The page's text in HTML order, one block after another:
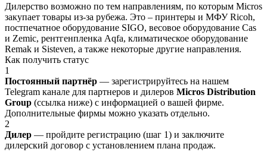
Дилерство возможно по тем направлениям, по которым Micros
закупает товары из-за рубежа. Это – принтеры и МФУ Ricoh,
постпечатное оборудование SIGO, весовое оборудование Cas
и Zemic, рентгенпленка Aqfa, климатическое оборудование
Remak и Sisteven, а также некоторые другие направления.
Как получить статус
1
Постоянный партнёр — зарегистрируйтесь на нашем
Telegram канале для партнеров и дилеров Micros Distribution
Group (ссылка ниже) с информацией о вашей фирме.
Дополнительные фирмы можно указать отдельно.
2
Дилер — пройдите регистрацию (шаг 1) и заключите
дилерский договор с установлением плана продаж.